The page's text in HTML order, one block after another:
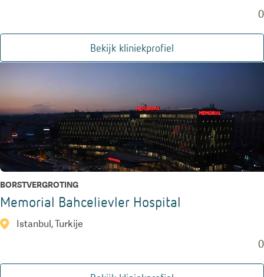
0
Bekijk kliniekprofiel
BORSTVERGROTING
Memorial Bahcelievler Hospital
Istanbul, Turkije
0